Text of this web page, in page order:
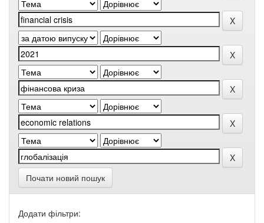
Почати новий пошук
Додати фільтри: